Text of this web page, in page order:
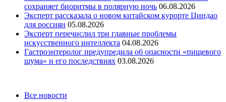
сохраняет биоритмы в полярную ночь 06.08.2026
Эксперт рассказала о новом китайском курорте Циндао
для россиян 05.08.2026
Эксперт перечислил три главные проблемы
искусственного интеллекта 04.08.2026
Гастроэнтеролог предупредила об опасности «пищевого
шума» и его последствиях 03.08.2026
CategoriesВсе новости